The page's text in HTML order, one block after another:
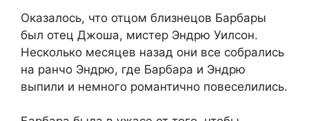
Оказалось, что отцом близнецов Барбары
был отец Джоша, мистер Эндрю Уилсон.
Несколько месяцев назад они все собрались
на ранчо Эндрю, где Барбара и Эндрю
выпили и немного романтично повеселились.